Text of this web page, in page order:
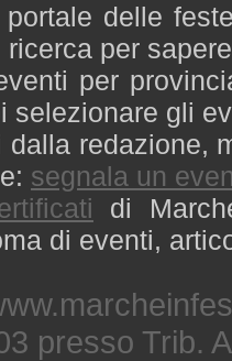
delle
per
per
selezionare gli
redazione,
segnala un
di
di eventi,
presso Trib.